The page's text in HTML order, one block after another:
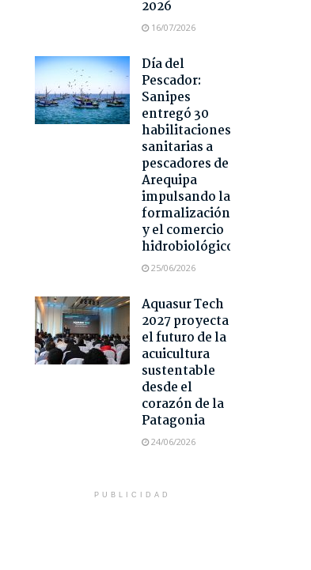
2026
16/07/2026
Día del
Pescador:
Sanipes
entregó 30
habilitaciones
sanitarias a
pescadores de
Arequipa
impulsando la
formalización
y el comercio
hidrobiológico
25/06/2026
Aquasur Tech
2027 proyecta
el futuro de la
acuicultura
sustentable
desde el
corazón de la
Patagonia
24/06/2026
PUBLICIDAD